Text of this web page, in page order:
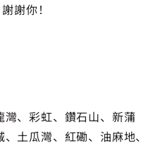
謝你！
、彩虹、鑽石山、新蒲
土瓜灣、紅磡、油麻地、